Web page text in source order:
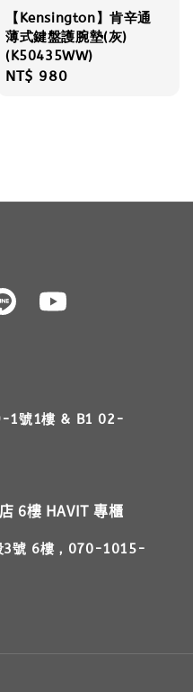
【Kensington】肯辛通
薄式鍵盤護腕墊(灰)
(K50435WW)
Regular
NT$ 980
1號1樓 & B1 02-
6樓 HAVIT 專櫃
3號 6樓，070-1015-